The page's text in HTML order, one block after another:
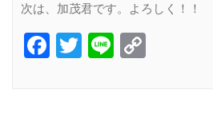
次は、加茂君です。よろしく！！
Facebook
Twitter
Line